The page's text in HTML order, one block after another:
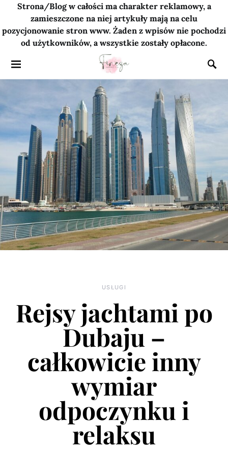
Strona/Blog w całości ma charakter reklamowy, a
zamieszczone na niej artykuły mają na celu
pozycjonowanie stron www. Żaden z wpisów nie pochodzi
od użytkowników, a wszystkie zostały opłacone.
USŁUGI
Rejsy jachtami po
Dubaju –
całkowicie inny
wymiar
odpoczynku i
relaksu